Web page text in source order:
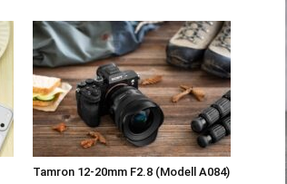
Tamron 12-20mm F2.8 (Modell A084)